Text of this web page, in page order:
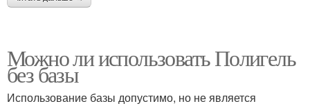
Можно ли использовать Полигель
без базы
Использование базы допустимо, но не является